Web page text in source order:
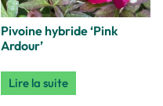
Pivoine hybride ‘Pink
Ardour’
Lire la suite